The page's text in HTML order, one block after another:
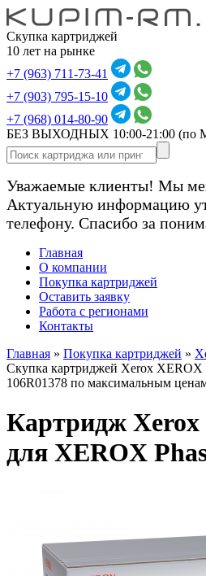
Скупка картриджей
10 лет на рынке
+7 (963) 711-73-41
+7 (903) 795-15-10
+7 (968) 014-80-90
БЕЗ ВЫХОДНЫХ 10:00-21:00 (по
Уважаемые клиенты! Мы
Актуальную информацию
телефону. Спасибо за
Главная
О компании
Покупка картриджей
Оставить заявку
Работа с регионами
Контакты
Главная » Покупка картриджей »
Скупка картриджей Xerox XEROX
106R01378 по максимальным
Картридж Xerox
для XEROX